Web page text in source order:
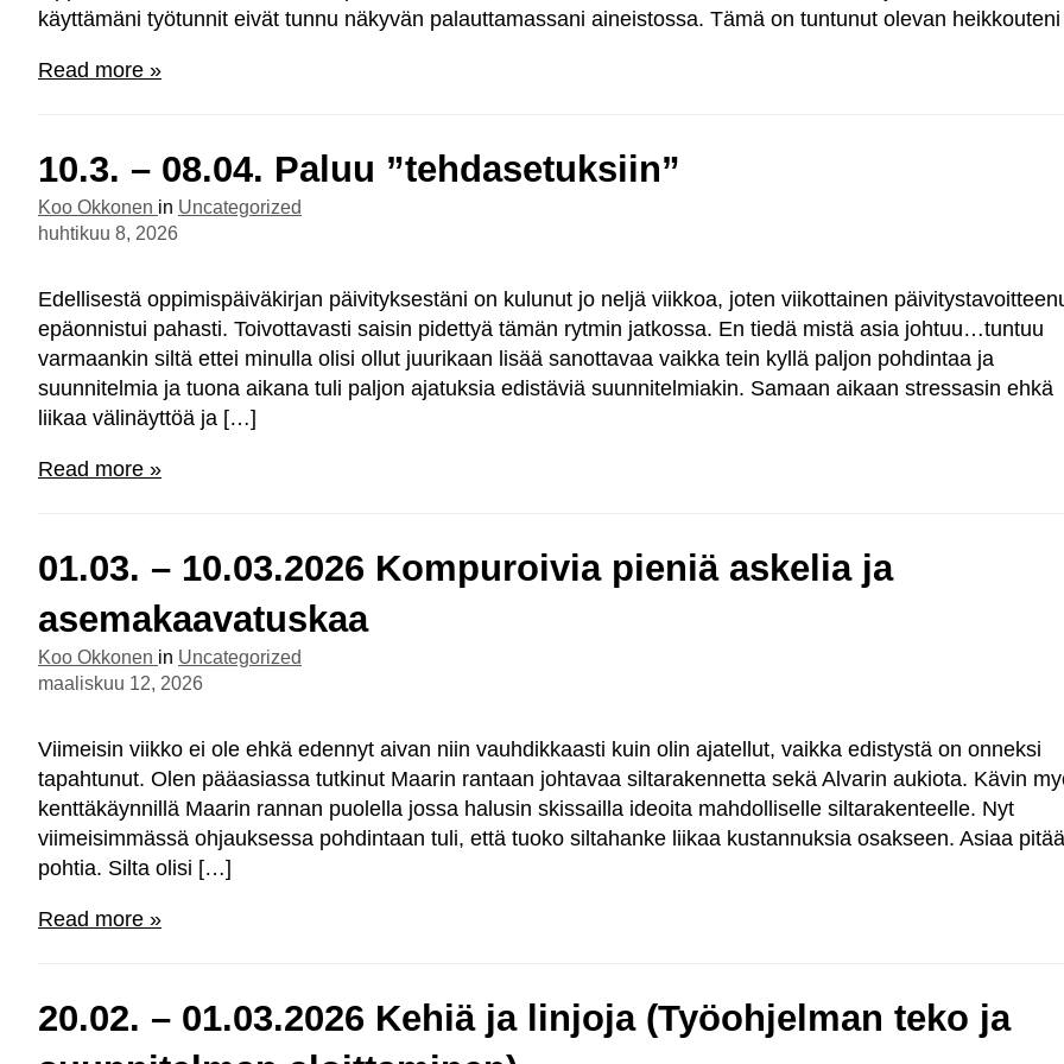
käyttämäni työtunnit eivät tunnu näkyvän palauttamassani aineistossa. Tämä on tuntunut olevan
Read more »
10.3. – 08.04. Paluu ”tehdasetuksiin”
Koo Okkonen in Uncategorized
huhtikuu 8, 2026
Edellisestä oppimispäiväkirjan päivityksestäni on kulunut jo neljä viikkoa, joten viikottainen
epäonnistui pahasti. Toivottavasti saisin pidettyä tämän rytmin jatkossa. En tiedä mistä asia johtuu…tuntuu
varmaankin siltä ettei minulla olisi ollut juurikaan lisää sanottavaa vaikka tein kyllä paljon pohdintaa ja
suunnitelmia ja tuona aikana tuli paljon ajatuksia edistäviä suunnitelmiakin. Samaan aikaan stressasin ehkä
liikaa välinäyttöä ja […]
Read more »
01.03. – 10.03.2026 Kompuroivia pieniä askelia ja
asemakaavatuskaa
Koo Okkonen in Uncategorized
maaliskuu 12, 2026
Viimeisin viikko ei ole ehkä edennyt aivan niin vauhdikkaasti kuin olin ajatellut, vaikka edistystä on onneksi
tapahtunut. Olen pääasiassa tutkinut Maarin rantaan johtavaa siltarakennetta sekä Alvarin aukiota. Kävin
kenttäkäynnillä Maarin rannan puolella jossa halusin skissailla ideoita mahdolliselle siltarakenteelle. Nyt
viimeisimmässä ohjauksessa pohdintaan tuli, että tuoko siltahanke liikaa kustannuksia osakseen. Asiaa pitää
pohtia. Silta olisi […]
Read more »
20.02. – 01.03.2026 Kehiä ja linjoja (Työohjelman teko ja